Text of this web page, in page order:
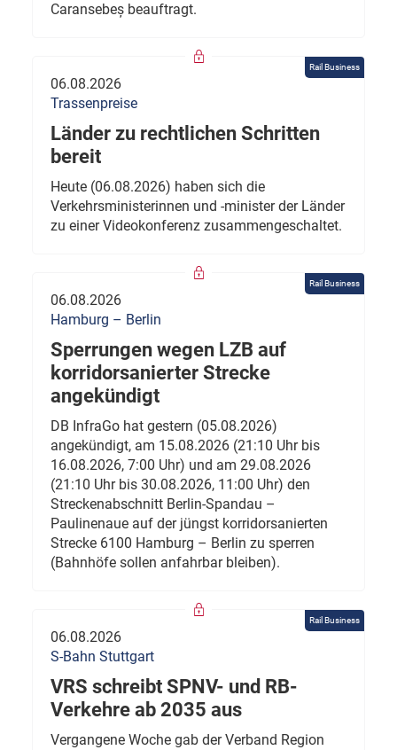
Caransebeș beauftragt.
Rail Business
06.08.2026
Trassenpreise
Länder zu rechtlichen Schritten
bereit
Heute (06.08.2026) haben sich die
Verkehrsministerinnen und -minister der Länder
zu einer Videokonferenz zusammengeschaltet.
Rail Business
06.08.2026
Hamburg – Berlin
Sperrungen wegen LZB auf
korridorsanierter Strecke
angekündigt
DB InfraGo hat gestern (05.08.2026)
angekündigt, am 15.08.2026 (21:10 Uhr bis
16.08.2026, 7:00 Uhr) und am 29.08.2026
(21:10 Uhr bis 30.08.2026, 11:00 Uhr) den
Streckenabschnitt Berlin-Spandau –
Paulinenaue auf der jüngst korridorsanierten
Strecke 6100 Hamburg – Berlin zu sperren
(Bahnhöfe sollen anfahrbar bleiben).
Rail Business
06.08.2026
S-Bahn Stuttgart
VRS schreibt SPNV- und RB-
Verkehre ab 2035 aus
Vergangene Woche gab der Verband Region